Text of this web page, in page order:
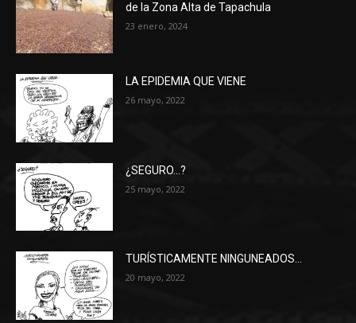
de la Zona Alta de Tapachula
23 enero, 2024
LA EPIDEMIA QUE VIENE
26 mayo, 2022
¿SEGURO…?
25 mayo, 2022
TURÍSTICAMENTE NINGUNEADOS…
20 mayo, 2022